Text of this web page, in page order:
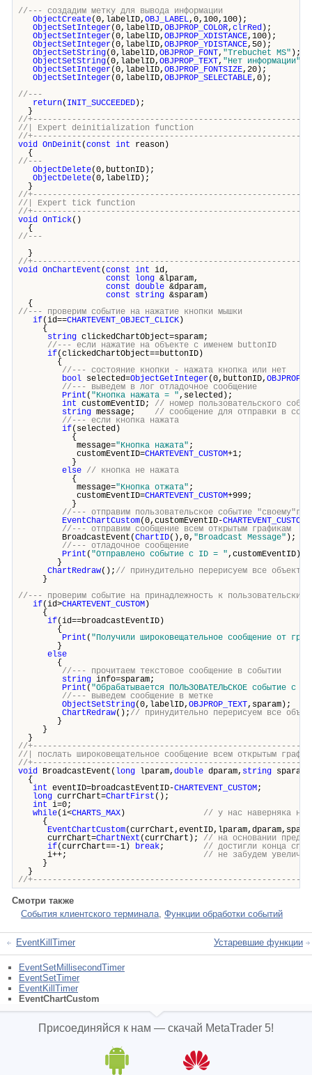
//--- создадим метку для вывода информации
ObjectCreate(0,labelID, OBJ_LABEL,0,100,100);
ObjectSetInteger(0,labelID, OBJPROP_COLOR, clrRed );
ObjectSetInteger(0,labelID, OBJPROP_XDISTANCE,100);
ObjectSetInteger(0,labelID, OBJPROP_YDISTANCE,50);
ObjectSetString(0,labelID, OBJPROP_FONT, "Trebuchet MS" );
ObjectSetString(0,labelID, OBJPROP_TEXT, "Нет информации"
ObjectSetInteger(0,labelID, OBJPROP_FONTSIZE,20);
ObjectSetInteger(0,labelID, OBJPROP_SELECTABLE,0);
//---
return( INIT_SUCCEEDED );
}
//
//| Expert deinitialization
//
void OnDeinit (const int reason)
{
//---
ObjectDelete(0,buttonID);
ObjectDelete(0,labelID);
}
//
//| Expert tick
//
void OnTick()
{
//---
}
//
void OnChartEvent (const int id,
const
long &lparam,
const double &dparam,
const
string &sparam)
{
//--- проверим событие на нажатие кнопки мышки
if(id==CHARTEVENT_OBJECT_CLICK )
{
string clickedChartObject=sparam;
//--- если нажатие на объекте с именем buttonID
if(clickedChartObject==buttonID)
{
//--- состояние кнопки - нажата кнопка или нет
bool selected=ObjectGetInteger(0,buttonID,
//--- выведем в лог отладочное сообщение
Print ( "Кнопка нажата = ",selected);
int customEventID; // номер пользовательского
string message; // сообщение для отправки в
//--- если кнопка нажата
if(selected)
{
message="Кнопка нажата" ;
customEventID=CHARTEVENT_CUSTOM+1;
}
else // кнопка не нажата
{
message="Кнопка отжата" ;
customEventID=CHARTEVENT_CUSTOM+999;
}
//--- отправим пользовательское событие
EventChartCustom(0,customEventID-CHARTEVENT_CUSTOM
//--- отправим сообщение всем открытым графикам
BroadcastEvent(ChartID(),0, "Broadcast Message" );
//--- отладочное сообщение
Print ( "Отправлено событие с ID = ",customEventID);
}
ChartRedraw(); // принудительно перерисуем все объекты
}
//--- проверим событие на принадлежность к пользовательским
if(id>CHARTEVENT_CUSTOM )
{
if(id==broadcastEventID)
{
Print ( "Получили широковещательное сообщение от
}
else
{
//--- прочитаем текстовое сообщение в событии
string info=sparam;
Print ( "Обрабатывается ПОЛЬЗОВАТЕЛЬСКОЕ событие с
//--- выведем сообщение в метке
ObjectSetString(0,labelID, OBJPROP_TEXT,sparam);
ChartRedraw(); // принудительно перерисуем все
}
}
}
//
//| послать широковещательное сообщение всем открытым
//
void BroadcastEvent( long lparam, double dparam, string sparam)
{
int eventID=broadcastEventID-CHARTEVENT_CUSTOM;
long currChart=ChartFirst ();
int i=0;
while(i<CHARTS_MAX ) // у нас наверняка не
{
EventChartCustom
currChart=ChartNext (currChart); // на основании
if(currChart==-1) break; // достигли конца
i++; // не забудем
}
}
//
Смотри также
События клиентского терминала, Функции обработки событий
EventKillTimer Устаревшие функции
EventSetMillisecondTimer
EventSetTimer
EventKillTimer
EventChartCustom
Присоединяйся к нам — скачай MetaTrader 5!